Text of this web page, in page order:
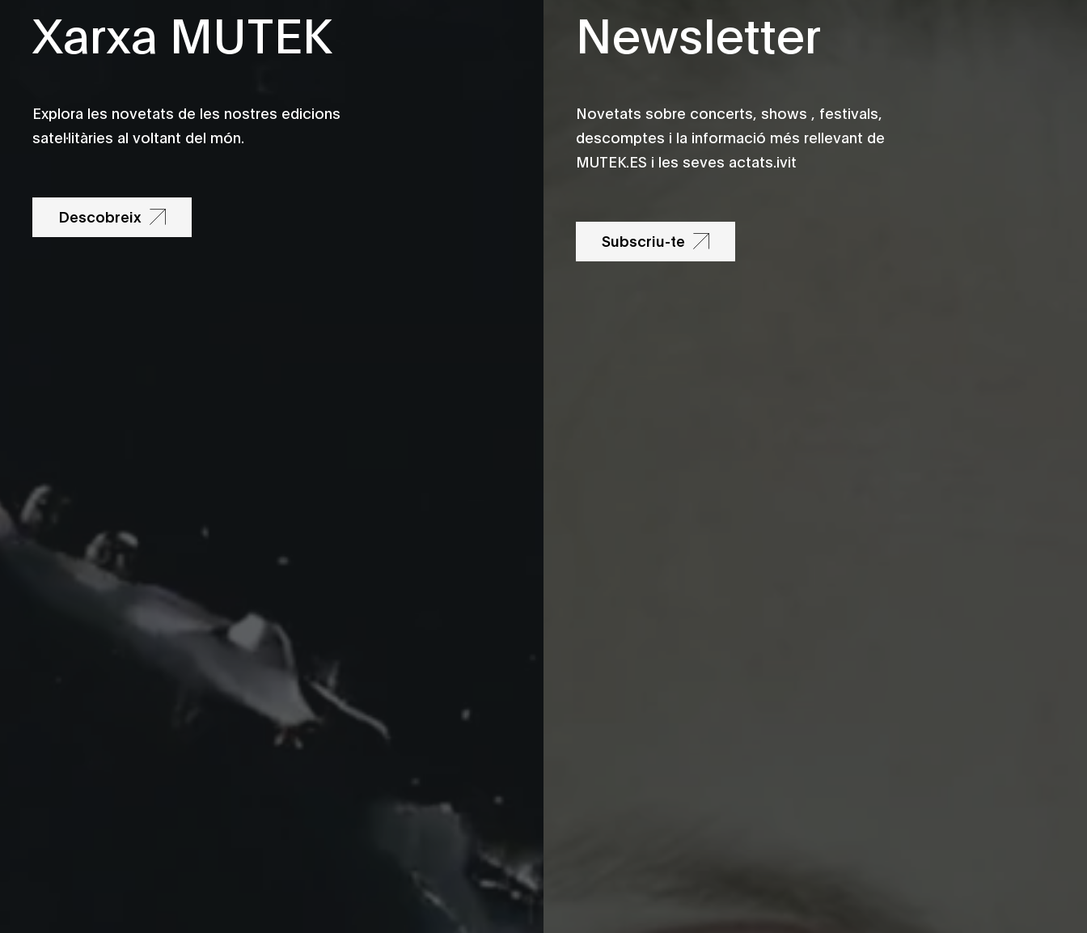
Xarxa MUTEK
Explora les novetats de les nostres edicions
satel·litàries al voltant del món.
Descobreix
Newsletter
Novetats sobre concerts, shows , festivals,
descomptes i la informació més rellevant de
MUTEK.ES i les seves actats.ivit
Subscriu-te